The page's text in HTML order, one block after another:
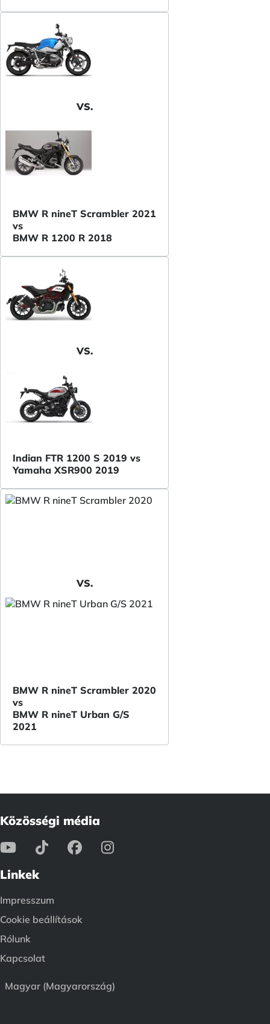
VS.
BMW R nineT Scrambler 2021
vs
BMW R 1200 R 2018
VS.
Indian FTR 1200 S 2019 vs
Yamaha XSR900 2019
VS.
BMW R nineT Scrambler 2020
vs
BMW R nineT Urban G/S
2021
Közösségi média
Linkek
Impresszum
Cookie beállítások
Rólunk
Kapcsolat
Magyar (Magyarország)